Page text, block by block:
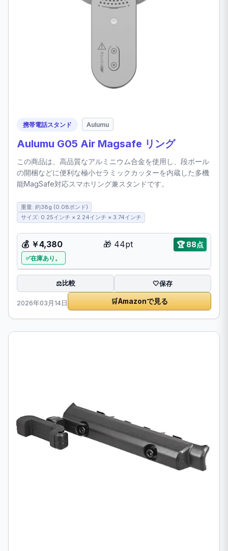
携帯電話スタンド Aulumu
Aulumu G05 Air Magsafe リング
この商品は、高品質なアルミニウム合金を使用し、段ボール
の開梱などに便利な極小セラミックカッターを内蔵した多機
能MagSafe対応スマホリング兼スタンドです。
重量: 約38g (0.08ポンド)
サイズ: 0.25インチ × 2.24インチ × 3.74インチ
💰 ￥4,380 🎁 44pt 🏆88点
在庫あり。
⚖️比較 🤍保存
2026年03月14日 🛒Amazonで見る